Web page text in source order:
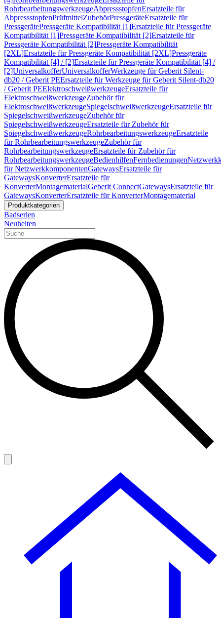
RohrbearbeitungswerkzeugeAbpressstopfenErsatzteile für
AbpressstopfenPrüfmittelZubehörPressgeräteErsatzteile für
PressgerätePressgeräte Kompatibilität [1]Ersatzteile für Pressgeräte
Kompatibilität [1]Pressgeräte Kompatibilität [2]Ersatzteile für
Pressgeräte Kompatibilität [2]Pressgeräte Kompatibilität
[2XL]Ersatzteile für Pressgeräte Kompatibilität [2XL]Pressgeräte
Kompatibilität [4] / [2]Ersatzteile für Pressgeräte Kompatibilität [4] /
[2]UniversalkofferUniversalkofferWerkzeuge für Geberit Silent-
db20 / Geberit PEErsatzteile für Werkzeuge für Geberit Silent-db20
/ Geberit PEElektroschweißwerkzeugeErsatzteile für
ElektroschweißwerkzeugeZubehör für
ElektroschweißwerkzeugeSpiegelschweißwerkzeugeErsatzteile für
SpiegelschweißwerkzeugeZubehör für
SpiegelschweißwerkzeugeErsatzteile für Zubehör für
SpiegelschweißwerkzeugeRohrbearbeitungswerkzeugeErsatzteile
für RohrbearbeitungswerkzeugeZubehör für
RohrbearbeitungswerkzeugeErsatzteile für Zubehör für
RohrbearbeitungswerkzeugeBedienhilfenFernbedienungen
für NetzwerkkomponentenGatewaysErsatzteile für
GatewaysKonverterErsatzteile für
KonverterMontagematerialGeberit ConnectGatewaysErsatzteile für
GatewaysKonverterErsatzteile für KonverterMontagematerial
Produktkategorien
Badserien
Neuheiten